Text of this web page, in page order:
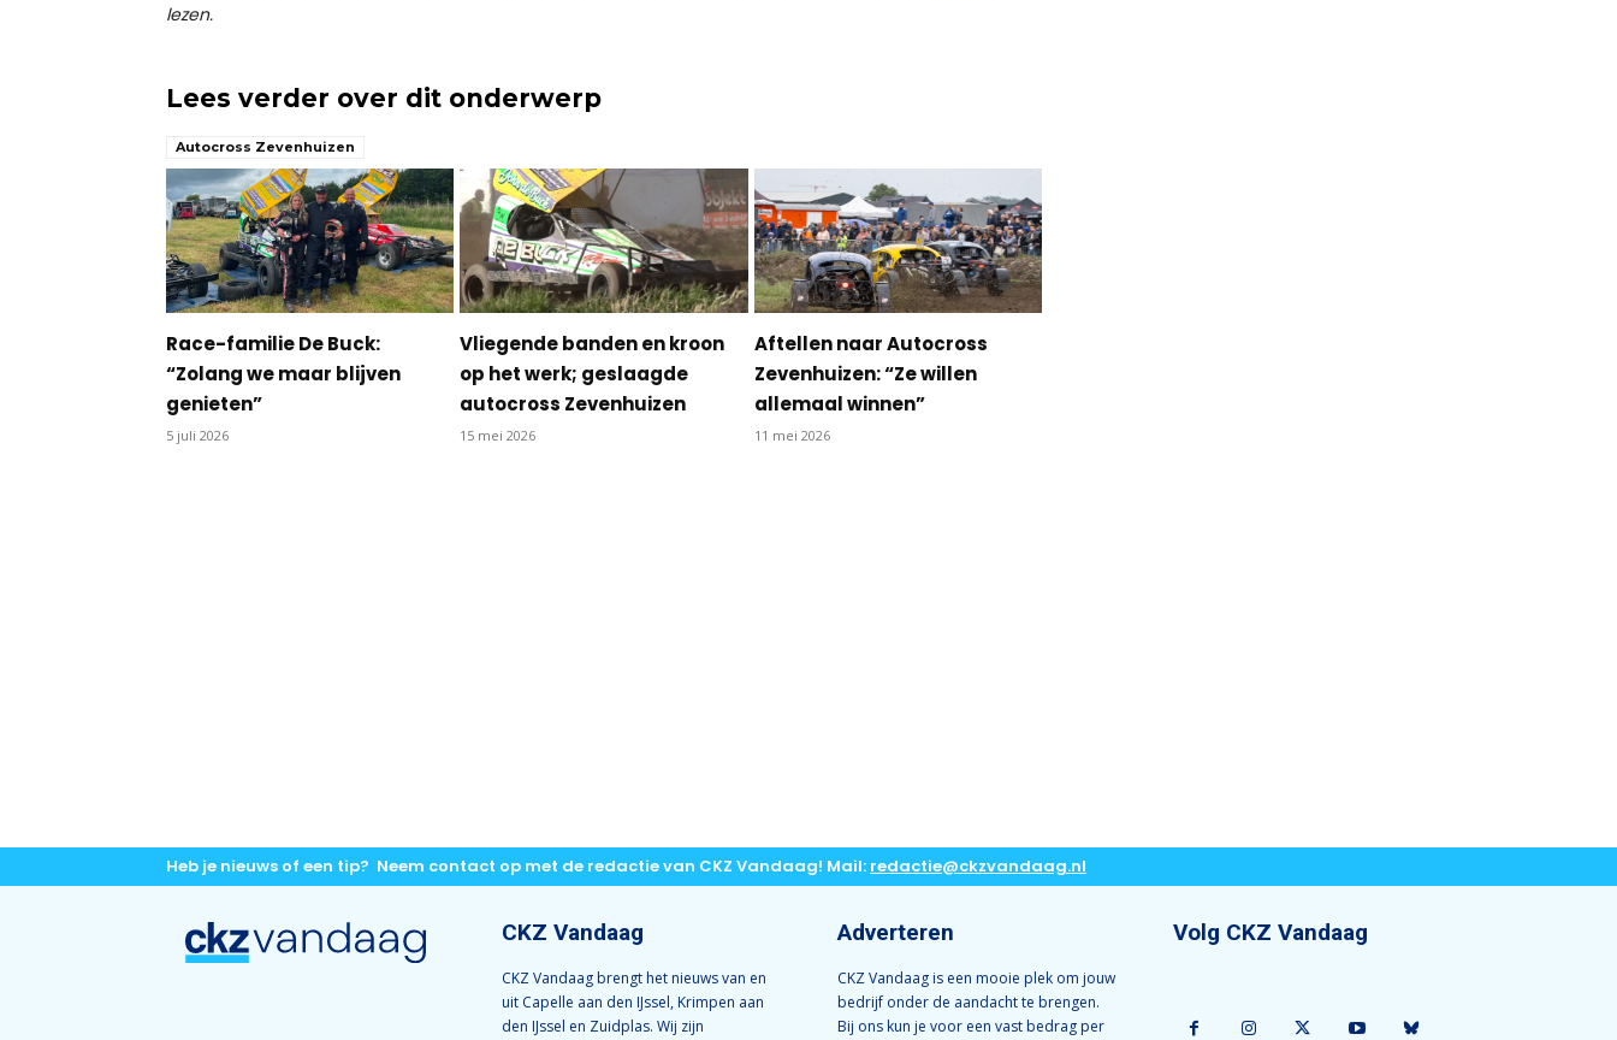
lezen.
Lees verder over dit onderwerp
Autocross Zevenhuizen
Race-familie De Buck:
“Zolang we maar blijven
genieten”
5 juli 2026
Vliegende banden en kroon
op het werk; geslaagde
autocross Zevenhuizen
15 mei 2026
Aftellen naar Autocross
Zevenhuizen: “Ze willen
allemaal winnen”
11 mei 2026
Heb je nieuws of een tip? Neem contact op met de redactie van CKZ Vandaag! Mail: redactie@ckzvandaag.nl
CKZ Vandaag
CKZ Vandaag brengt het nieuws van en
uit Capelle aan den IJssel, Krimpen aan
den IJssel en Zuidplas. Wij zijn
Adverteren
CKZ Vandaag is een mooie plek om jouw
bedrijf onder de aandacht te brengen.
Bij ons kun je voor een vast bedrag per
Volg CKZ Vandaag